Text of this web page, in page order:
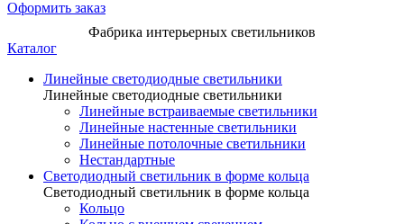
Оформить заказ
Фабрика интерьерных светильников
Каталог
Линейные светодиодные светильники
Линейные светодиодные светильники
Линейные встраиваемые светильники
Линейные настенные светильники
Линейные потолочные светильники
Нестандартные
Светодиодный светильник в форме кольца
Светодиодный светильник в форме кольца
Кольцо